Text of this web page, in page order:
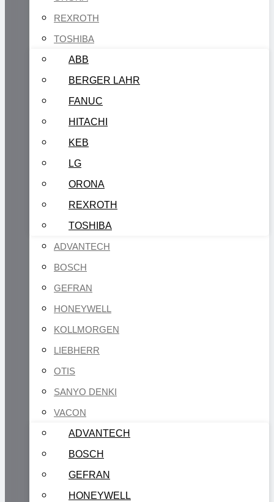
REXROTH
TOSHIBA
ABB
BERGER LAHR
FANUC
HITACHI
KEB
LG
ORONA
REXROTH
TOSHIBA
ADVANTECH
BOSCH
GEFRAN
HONEYWELL
KOLLMORGEN
LIEBHERR
OTIS
SANYO DENKI
VACON
ADVANTECH
BOSCH
GEFRAN
HONEYWELL